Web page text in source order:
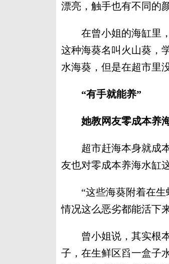
漂亮，触手也有不同的
在曾小姐的海缸里，
这种海葵名叫火山葵，
水海葵，但是在超市里
“有手就能养”
她教网友零成本养
超市赶海本身就成本
友也对零成本养海水缸
“这些海葵附着在生
情况这么恶劣都能活下
曾小姐说，其实根本
子，在生鲜区舀一盒子